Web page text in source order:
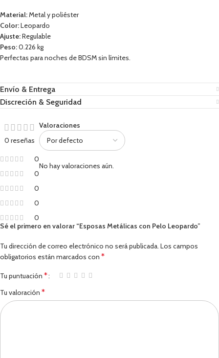
Material:Metal y poliéster
Color:Leopardo
Ajuste:Regulable
Peso:0.226 kg
Perfectas para noches de BDSM sin límites.
Envío & Entrega
Discreción & Seguridad
0 reseñas
0
0
0
0
0
Valoraciones
No hay valoraciones aún.
Sé el primero en valorar “Esposas Metálicas con Pelo Leopardo”
Tu dirección de correo electrónico no será publicada. Los campos
obligatorios están marcados con *
Tu puntuación *
Tu valoración *